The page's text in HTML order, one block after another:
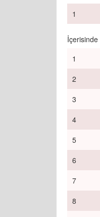
1
İçerisinde
1
2
3
4
5
6
7
8